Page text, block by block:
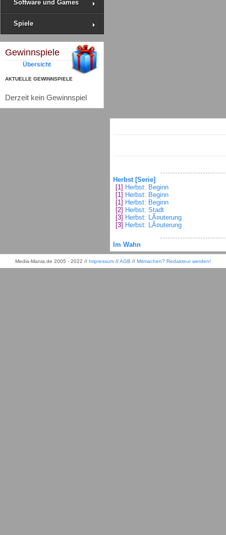
Software und Games
Spiele
Gewinnspiele
Übersicht
AKTUELLE GEWINNSPIELE
Derzeit kein Gewinnspiel
Herbst [Serie]
[1] Herbst: Beginn
[1] Herbst: Beginn
[1] Herbst: Beginn
[2] Herbst: Stadt
[3] Herbst: LÃ¤uterung
[3] Herbst: LÃ¤uterung
Im Wahn
Media-Mania.de 2005 - 2022 // Impressum //AGB // Mitmachen? Redakteur werden!